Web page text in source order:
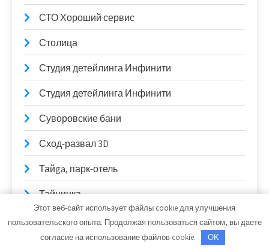
СТО Хороший сервис
Столица
Студия детейлинга Инфинити
Студия детейлинга Инфинити
Суворовские бани
Сход-развал 3D
Тайga, парк-отель
Тайнинка
Твой, гостинично-развлекательный комплекс
Темп, спортивный комплекс
Этот веб-сайт использует файлы cookie для улучшения
пользовательского опыта. Продолжая пользоваться сайтом, вы даете
согласие на использование файлов cookie.
OK